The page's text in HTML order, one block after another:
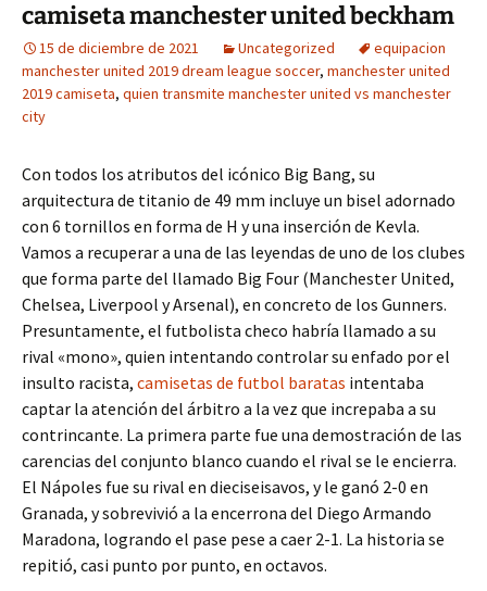
camiseta manchester united beckham
15 de diciembre de 2021 Uncategorized
equipacion
manchester united 2019 dream league soccer, manchester united
2019 camiseta, quien transmite manchester united vs manchester
city
Con todos los atributos del icónico Big Bang, su
arquitectura de titanio de 49 mm incluye un bisel adornado
con 6 tornillos en forma de H y una inserción de Kevla.
Vamos a recuperar a una de las leyendas de uno de los clubes
que forma parte del llamado Big Four (Manchester United,
Chelsea, Liverpool y Arsenal), en concreto de los Gunners.
Presuntamente, el futbolista checo habría llamado a su
rival «mono», quien intentando controlar su enfado por el
insulto racista, camisetas de futbol baratas intentaba
captar la atención del árbitro a la vez que increpaba a su
contrincante. La primera parte fue una demostración de las
carencias del conjunto blanco cuando el rival se le encierra.
El Nápoles fue su rival en dieciseisavos, y le ganó 2-0 en
Granada, y sobrevivió a la encerrona del Diego Armando
Maradona, logrando el pase pese a caer 2-1. La historia se
repitió, casi punto por punto, en octavos.